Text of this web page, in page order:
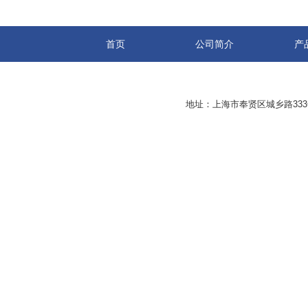
首页 公司简介 产
地址：上海市奉贤区城乡路